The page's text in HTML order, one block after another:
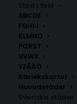
Stad i text
ABCDE
FGHIJ
KLMNO
PQRST
UVWX
YZÅÄÖ
Kärlekskartor
Huvudstäder
Svenska städer